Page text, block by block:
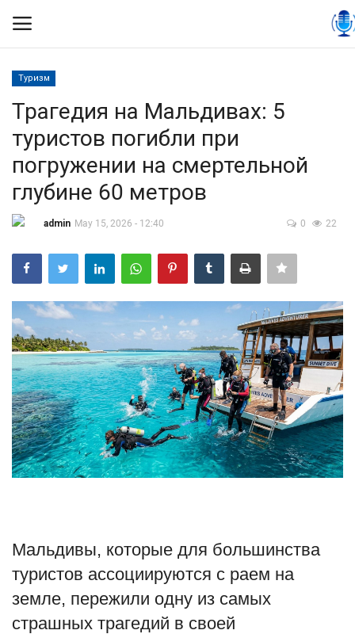
Контакты
Правила размещения
Политика
Экономика
Технологии
Спорт
Туризм
Недвижимость
Авто
Образование
Шоу-бизнес
В мире
Туризм
Трагедия на Мальдивах: 5
туристов погибли при
погружении на смертельной
глубине 60 метров
admin May 15, 2026 - 12:40 0 22
Мальдивы, которые для большинства
туристов ассоциируются с раем на
земле, пережили одну из самых
страшных трагедий в своей